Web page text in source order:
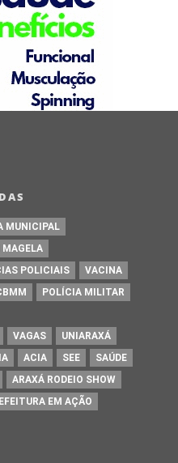
MUNICIPAL
MAGELA
POLICIAIS
VACINA
POLÍCIA MILITAR
VAGAS
UNIARAXÁ
ACIA SEE
SAÚDE
ARAXÁ RODEIO SHOW
EM AÇÃO